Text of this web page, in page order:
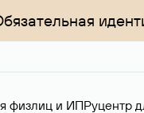
физлиц и ИПРуцентр